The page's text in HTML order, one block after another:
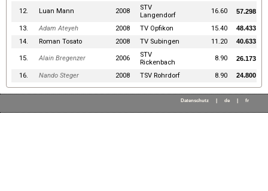
12. Luan Mann 2008
STV
Langendorf
16.60 57.298
13. Adam Ateyeh 2008 TV Opfikon 15.40 48.433
14. Roman Tosato 2008 TV Subingen 11.20 40.633
15. Alain Bregenzer 2006
STV
Rickenbach
8.90 26.173
16. Nando Steger 2008 TSV Rohrdorf 8.90 24.800
Datenschutz de fr